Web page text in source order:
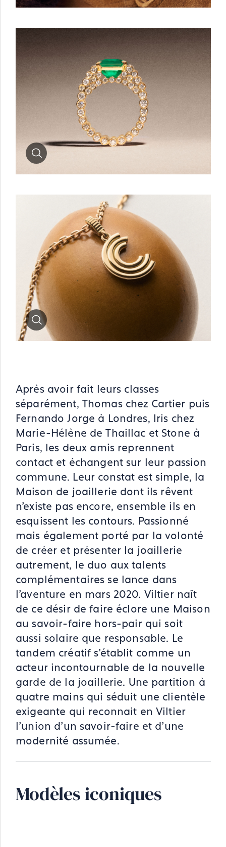
Après avoir fait leurs classes
séparément, Thomas chez Cartier puis
Fernando Jorge à Londres, Iris chez
Marie-Hélène de Thaillac et Stone à
Paris, les deux amis reprennent
contact et échangent sur leur passion
commune. Leur constat est simple, la
Maison de joaillerie dont ils rêvent
n’existe pas encore, ensemble ils en
esquissent les contours. Passionné
mais également porté par la volonté
de créer et présenter la joaillerie
autrement, le duo aux talents
complémentaires se lance dans
l’aventure en mars 2020. Viltier naît
de ce désir de faire éclore une Maison
au savoir-faire hors-pair qui soit
aussi solaire que responsable. Le
tandem créatif s’établit comme un
acteur incontournable de la nouvelle
garde de la joaillerie. Une partition à
quatre mains qui séduit une clientèle
exigeante qui reconnait en Viltier
l’union d’un savoir-faire et d’une
modernité assumée.
Modèles iconiques